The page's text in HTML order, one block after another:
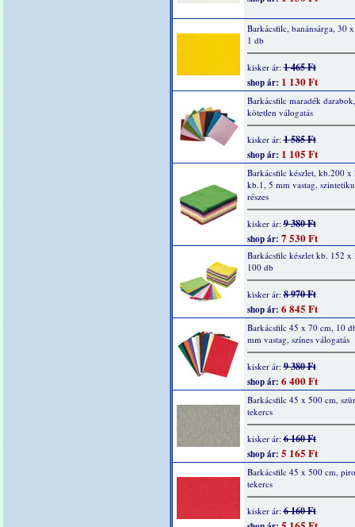
Barkácsfilc, banánsárga, 30
1 db
kisker ár:1 465 Ft
shop ár: 1 130 Ft
Barkácsfilc maradék
kötetlen válogatás
kisker ár:1 585 Ft
shop ár: 1 105 Ft
Barkácsfilc készlet, kb.200 x
kb.1, 5 mm vastag,
részes
kisker ár:9 380 Ft
shop ár: 7 530 Ft
Barkácsfilc készlet kb. 152 x
100 db
kisker ár:8 970 Ft
shop ár: 6 845 Ft
Barkácsfilc 45 x 70 cm, 10
mm vastag, színes válogatás
kisker ár:9 380 Ft
shop ár: 6 400 Ft
Barkácsfilc 45 x 500 cm,
tekercs
kisker ár:6 160 Ft
shop ár: 5 165 Ft
Barkácsfilc 45 x 500 cm,
tekercs
kisker ár:6 160 Ft